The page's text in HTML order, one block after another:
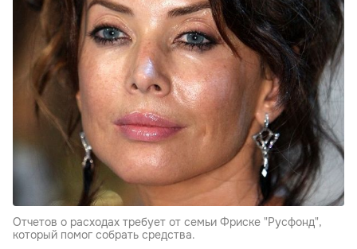
Отчетов о расходах требует от семьи Фриске "Русфонд",
который помог собрать средства.